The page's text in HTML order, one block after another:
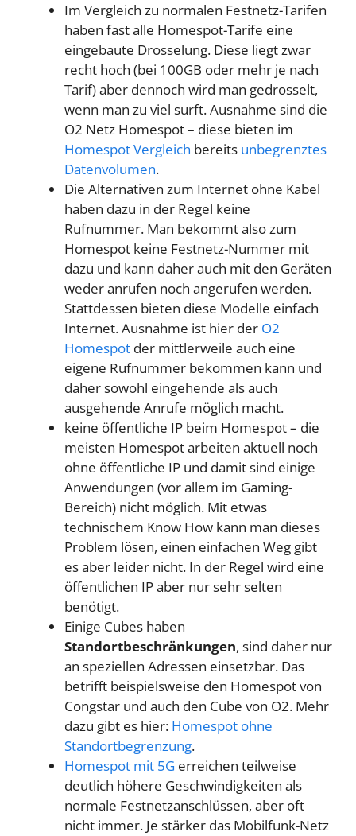
Im Vergleich zu normalen Festnetz-Tarifen
haben fast alle Homespot-Tarife eine
eingebaute Drosselung. Diese liegt zwar
recht hoch (bei 100GB oder mehr je nach
Tarif) aber dennoch wird man gedrosselt,
wenn man zu viel surft. Ausnahme sind die
O2 Netz Homespot – diese bieten im
Homespot Vergleich bereits unbegrenztes
Datenvolumen.
Die Alternativen zum Internet ohne Kabel
haben dazu in der Regel keine
Rufnummer. Man bekommt also zum
Homespot keine Festnetz-Nummer mit
dazu und kann daher auch mit den Geräten
weder anrufen noch angerufen werden.
Stattdessen bieten diese Modelle einfach
Internet. Ausnahme ist hier der O2
Homespot der mittlerweile auch eine
eigene Rufnummer bekommen kann und
daher sowohl eingehende als auch
ausgehende Anrufe möglich macht.
keine öffentliche IP beim Homespot – die
meisten Homespot arbeiten aktuell noch
ohne öffentliche IP und damit sind einige
Anwendungen (vor allem im Gaming-
Bereich) nicht möglich. Mit etwas
technischem Know How kann man dieses
Problem lösen, einen einfachen Weg gibt
es aber leider nicht. In der Regel wird eine
öffentlichen IP aber nur sehr selten
benötigt.
Einige Cubes haben
Standortbeschränkungen, sind daher nur
an speziellen Adressen einsetzbar. Das
betrifft beispielsweise den Homespot von
Congstar und auch den Cube von O2. Mehr
dazu gibt es hier: Homespot ohne
Standortbegrenzung.
Homespot mit 5G erreichen teilweise
deutlich höhere Geschwindigkeiten als
normale Festnetzanschlüssen, aber oft
nicht immer. Je stärker das Mobilfunk-Netz